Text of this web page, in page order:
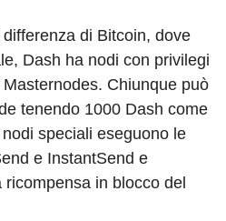
differenza di Bitcoin, dove
Dash ha nodi con privilegi
Chiunque può
tenendo 1000 Dash come
speciali eseguono le
e InstantSend e
in blocco del